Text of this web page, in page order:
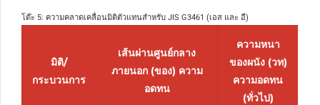
โต๊ะ 5: ความคลาดเคลื่อนมิติตัวแทนสำหรับ JIS G3461 (เอส และ อี)
มิติ/
กระบวนการ
เส้นผ่านศูนย์กลาง
ภายนอก (ของ) ความ
อดทน
ความหนา
ของผนัง (วท)
ความอดทน
(ทั่วไป)